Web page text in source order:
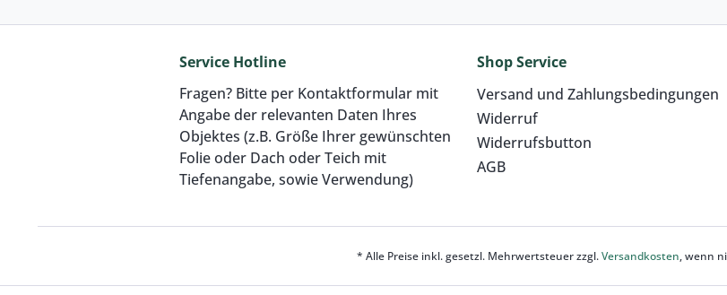
Service Hotline
Fragen? Bitte per Kontaktformular mit
Angabe der relevanten Daten Ihres
Objektes (z.B. Größe Ihrer gewünschten
Folie oder Dach oder Teich mit
Tiefenangabe, sowie Verwendung)
Shop Service
Versand und Zahlungsbedingungen
Widerruf
Widerrufsbutton
AGB
* Alle Preise inkl. gesetzl. Mehrwertsteuer zzgl.Versandkosten, wenn